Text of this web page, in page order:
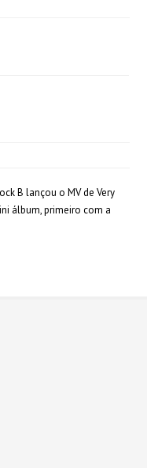
B lançou o MV de Very
álbum, primeiro com a